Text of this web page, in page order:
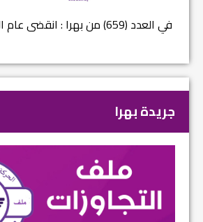
في العدد (659) من بهرا : انقضى عام النصر… م...
جريدة بهرا